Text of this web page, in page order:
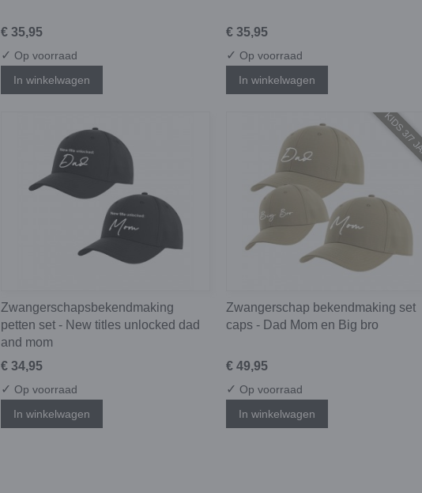
€ 35,95
✓ Op voorraad
In winkelwagen
€ 35,95
✓ Op voorraad
In winkelwagen
Zwangerschapsbekendmaking
petten set - New titles unlocked dad
and mom
€ 34,95
✓ Op voorraad
In winkelwagen
KIDS 3/
Zwangerschap bekendmaking set
caps - Dad Mom en Big bro
€ 49,95
✓ Op voorraad
In winkelwagen